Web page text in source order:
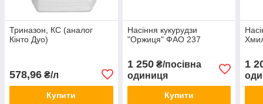
Триназон, КС (аналог
Кінто Дуо)
578,96 ₴/л
Купити
Насіння кукурудзи
"Оржиця" ФАО 237
1 250₴/посівна
одиниця
Купити
1